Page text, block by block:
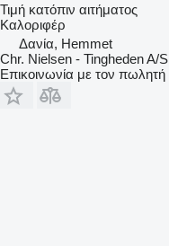
Τιμή κατόπιν αιτήματος
Καλοριφέρ
Δανία, Hemmet
Chr. Nielsen - Tingheden A/S
Επικοινωνία με τον πωλητή